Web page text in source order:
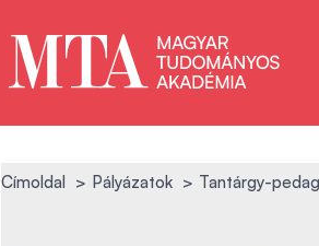
Címoldal Pályázatok Tantárgy-